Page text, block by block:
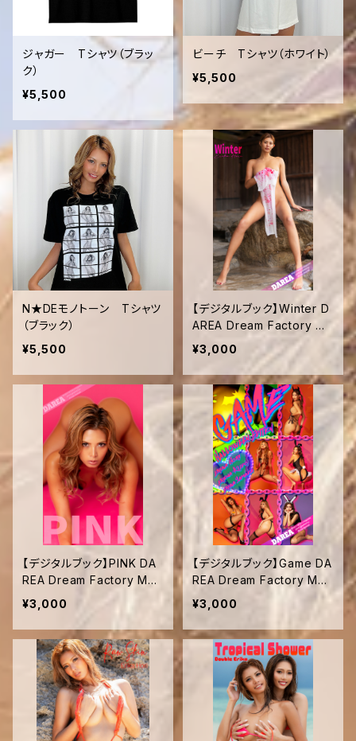
ジャガー Tシャツ（ブラッ
ク）
¥5,500
ビーチ Tシャツ（ホワイト）
¥5,500
N★DEモノトーン Tシャツ
（ブラック）
¥5,500
【デジタルブック】Winter D
AREA Dream Factory Ma
gazine
¥3,000
【デジタルブック】PINK DA
REA Dream Factory Mag
azine
¥3,000
【デジタルブック】Game DA
REA Dream Factory Mag
azine
¥3,000